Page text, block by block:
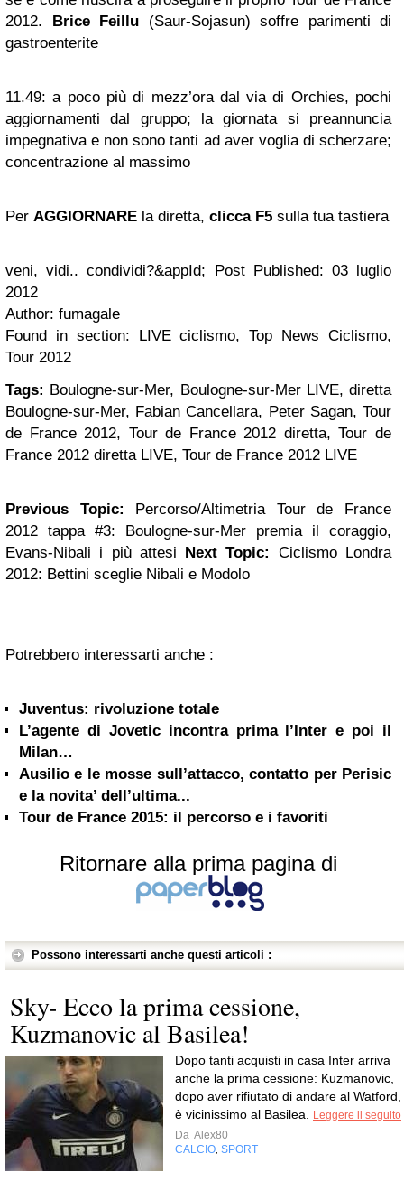
2012. Brice Feillu (Saur-Sojasun) soffre parimenti di
gastroenterite
11.49: a poco più di mezz’ora dal via di Orchies, pochi
aggiornamenti dal gruppo; la giornata si preannuncia
impegnativa e non sono tanti ad aver voglia di scherzare;
concentrazione al massimo
Per AGGIORNARE la diretta, clicca F5 sulla tua tastiera
veni, vidi.. condividi?&appId; Post Published: 03 luglio
2012
Author: fumagale
Found in section: LIVE ciclismo, Top News Ciclismo,
Tour 2012
Tags: Boulogne-sur-Mer, Boulogne-sur-Mer LIVE, diretta
Boulogne-sur-Mer, Fabian Cancellara, Peter Sagan, Tour
de France 2012, Tour de France 2012 diretta, Tour de
France 2012 diretta LIVE, Tour de France 2012 LIVE
Previous Topic: Percorso/Altimetria Tour de France
2012 tappa #3: Boulogne-sur-Mer premia il coraggio,
Evans-Nibali i più attesi Next Topic:
Ciclismo Londra
2012: Bettini sceglie Nibali e Modolo
Potrebbero interessarti anche :
Juventus: rivoluzione totale
L’agente di Jovetic incontra prima l’Inter e poi il
Milan…
Ausilio e le mosse sull’attacco, contatto per Perisic
e la novita’ dell’ultima...
Tour de France 2015: il percorso e i favoriti
Ritornare alla prima pagina di
Possono interessarti anche questi articoli :
Sky- Ecco la prima cessione,
Kuzmanovic al Basilea!
Dopo tanti acquisti in casa Inter arriva
anche la prima cessione: Kuzmanovic,
dopo aver rifiutato di andare al Watford,
è vicinissimo al Basilea.
Leggere il seguito
Da Alex80
CALCIO SPORT